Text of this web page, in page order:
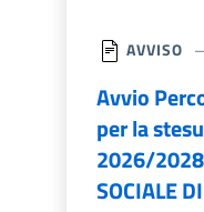
AVVISO
Avvio
per la
2026/2028
SOCIALE